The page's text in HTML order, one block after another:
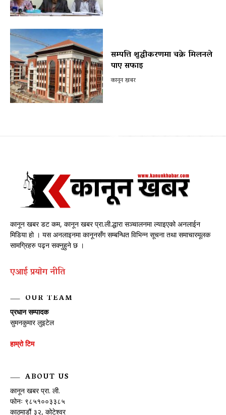
सम्पत्ति शुद्धीकरणमा चक्रे मिलनले
पाए सफाइ
कानून खबर
कानून खबर डट कम, कानून खबर प्रा.ली.द्धारा सञ्चालनमा ल्याइएको अनलाईन
मिडिया हो । यस अनलाइनमा कानूनसँग सम्बन्धित विभिन्न सूचना तथा समाचारमूलक
सामग्रिहरु पढ्न सक्नुहुने छ ।
एआई प्रयाेग नीति
OUR TEAM
प्रधान सम्पादक
सुमनकुमार लुइटेल
हाम्रो टिम
ABOUT US
कानून खबर प्रा. ली.
फोनः ९८५१००३३८५
काठमाडौं ३२, कोटेश्वर